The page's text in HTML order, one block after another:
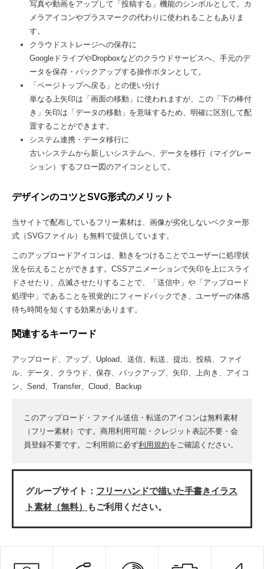
写真や動画をアップして「投稿する」機能のシンボルとして。カ
メラアイコンやプラスマークの代わりに使われることもありま
す。
クラウドストレージへの保存に
GoogleドライブやDropboxなどのクラウドサービスへ、手元のデ
ータを保存・バックアップする操作ボタンとして。
「ページトップへ戻る」との使い分け
単なる上矢印は「画面の移動」に使われますが、この「下の棒付
き」矢印は「データの移動」を意味するため、明確に区別して配
置することができます。
システム連携・データ移行に
古いシステムから新しいシステムへ、データを移行（マイグレー
ション）するフロー図のアイコンとして。
デザインのコツとSVG形式のメリット
当サイトで配布しているフリー素材は、画像が劣化しないベクター形
式（SVGファイル）も無料で提供しています。
このアップロードアイコンは、動きをつけることでユーザーに処理状
況を伝えることができます。CSSアニメーションで矢印を上にスライ
ドさせたり、点滅させたりすることで、「送信中」や「アップロード
処理中」であることを視覚的にフィードバックでき、ユーザーの体感
待ち時間を短くする効果があります。
関連するキーワード
アップロード、アップ、Upload、送信、転送、提出、投稿、ファイ
ル、データ、クラウド、保存、バックアップ、矢印、上向き、アイコ
ン、Send、Transfer、Cloud、Backup
このアップロード・ファイル送信・転送のアイコンは無料素材
（フリー素材）です。商用利用可能・クレジット表記不要・会
員登録不要です。ご利用前に必ず利用規約をご確認ください。
グループサイト： フリーハンドで描いた手書きイラス
ト素材（無料）
もご利用ください。